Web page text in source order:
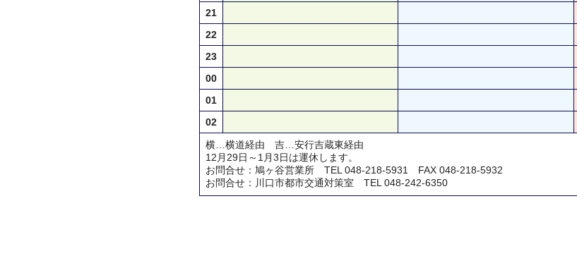
21
22
23
00
01
02
横…横道経由 吉…安行吉蔵東経由
12月29日～1月3日は運休します。
お問合せ：鳩ヶ谷営業所 TEL 048-218-5931 FAX 048-218-5932
お問合せ：川口市都市交通対策室 TEL 048-242-6350